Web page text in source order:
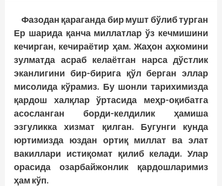
Фазодан қараганда бир мушт бўлиб турган
Ер шарида қанча миллатлар ўз кечмишини
кечирган, кечираётир ҳам. Жаҳон аҳкомини
зулматда асраб келаётган нарса дўстлик
эканлигини бир-бирига қўл берган эллар
мисолида кўрамиз. Бу шонли тарихимизда
қардош халқлар ўртасида меҳр-оқибатга
асосланган борди-келдилик ҳамиша
эзгуликка хизмат қилган. Бугунги кунда
юртимизда юздан ортиқ миллат ва элат
вакиллари истиқомат қилиб келади. Улар
орасида озарбайжонлик қардошларимиз
ҳам кўп.